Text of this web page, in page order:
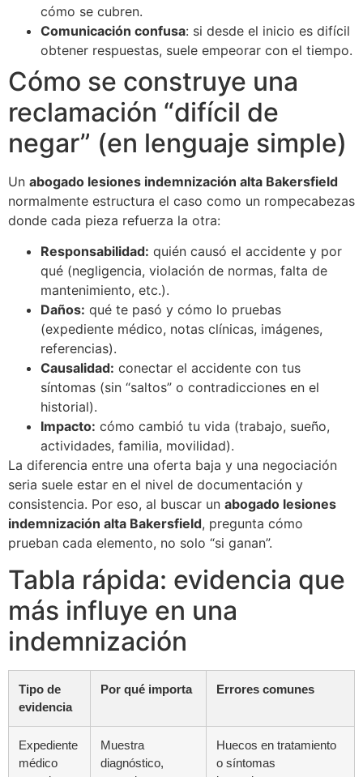
cómo se cubren.
Comunicación confusa: si desde el inicio es difícil
obtener respuestas, suele empeorar con el tiempo.
Cómo se construye una
reclamación “difícil de
negar” (en lenguaje simple)
Un abogado lesiones indemnización alta Bakersfield
normalmente estructura el caso como un rompecabezas
donde cada pieza refuerza la otra:
Responsabilidad: quién causó el accidente y por
qué (negligencia, violación de normas, falta de
mantenimiento, etc.).
Daños: qué te pasó y cómo lo pruebas
(expediente médico, notas clínicas, imágenes,
referencias).
Causalidad: conectar el accidente con tus
síntomas (sin “saltos” o contradicciones en el
historial).
Impacto: cómo cambió tu vida (trabajo, sueño,
actividades, familia, movilidad).
La diferencia entre una oferta baja y una negociación
seria suele estar en el nivel de documentación y
consistencia. Por eso, al buscar un abogado lesiones
indemnización alta Bakersfield, pregunta cómo
prueban cada elemento, no solo “si ganan”.
Tabla rápida: evidencia que
más influye en una
indemnización
Tipo de
evidencia
Por qué importa Errores comunes
Expediente
médico
Muestra
diagnóstico,
Huecos en tratamiento
o síntomas